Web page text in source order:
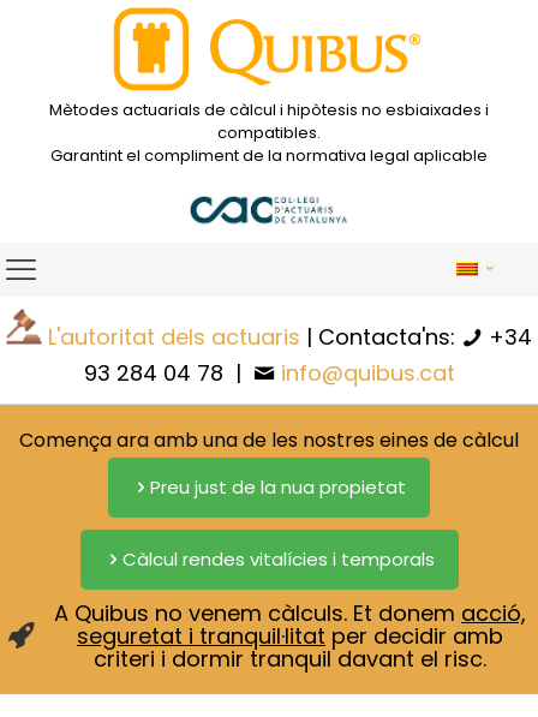
Mètodes actuarials de càlcul i hipòtesis no esbiaixades i
compatibles.
Garantint el compliment de la normativa legal aplicable
L'autoritat dels actuaris | Contacta'ns:
+34
93 284 04 78 | info@quibus.cat
A Quibus no venem càlculs. Et donem acció,
seguretat i tranquil·litat per decidir amb
criteri i dormir tranquil davant el risc.
Comença ara amb una de les nostres eines de càlcul
Preu just de la nua propietat
Càlcul rendes vitalícies i temporals